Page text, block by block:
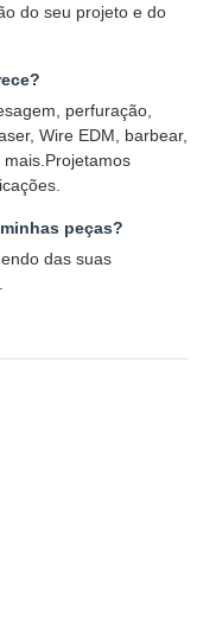
do seu projeto e do
perfuração,
Wire EDM, barbear,
peças?
das suas